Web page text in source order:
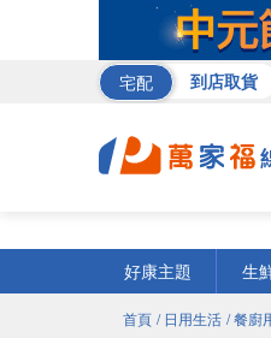
宅配 到店取貨
好康主題
生
首頁 / 日用生活 / 餐廚